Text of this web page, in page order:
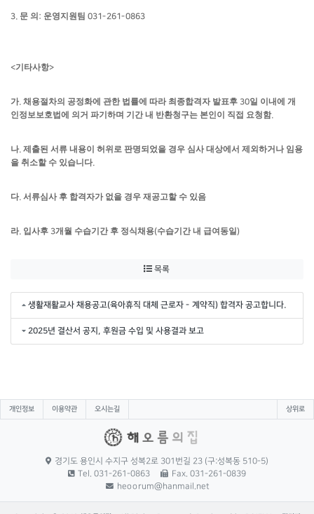
3. 문 의 : 운영지원팀031-261-0863
<기타사항>
가.채용절차의 공정화에 관한 법률에 따라 최종합격자 발표후 30일 이내에 개
인정보보호법에 의거 파기하며 기간 내 반환청구는 본인이 직접 요청함.
나.제출된 서류 내용이 허위로 판명되었을 경우 심사 대상에서 제외하거나 임용
을 취소할 수 있습니다.
다.서류심사 후 합격자가 없을 경우 재공고할 수 있음
라. 입사후 3개월 수습기간 후 정식채용(수습기간 내 급여동일)
목록
생활재활교사 채용공고(육아휴직 대체 근로자 - 계약직) 합격자 공고합니다.
2025년 결산서 공지, 후원금 수입 및 사용결과 보고
개인정보 이용약관 오시는길 상위로
경기도 용인시 수지구 성복2로 301번길 23 (구:성복동 510-5)
Tel. 031-261-0863
Fax. 031-261-0839
heoorum@hanmail.net